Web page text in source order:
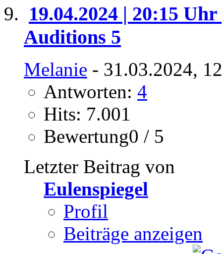
19.04.2024 | 20:15
Auditions 5
Melanie - 31.03.2024,
Antworten: 4
Hits: 7.001
Bewertung0 / 5
Letzter Beitrag von
Eulenspiegel
Profil
Beiträge anzeigen